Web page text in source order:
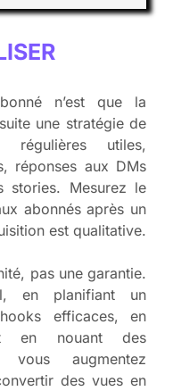
n’est que la
une stratégie de
régulières utiles,
réponses aux DMs
stories. Mesurez le
abonnés après un
est qualitative.
pas une garantie.
en planifiant un
efficaces, en
en nouant des
vous augmentez
des vues en